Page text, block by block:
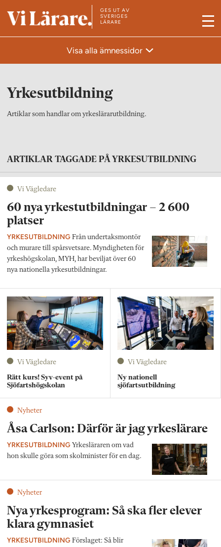
T
a
r
GES UT AV
SVERIGES
LÄRARE
M
Visa alla ämnessidor
Yrkesutbildning
Artiklar som handlar om yrkeslärarutbildning.
ARTIKLAR TAGGADE PÅ YRKESUTBILDNING
Vi Vägledare
60 nya yrkestutbildningar – 2 600
platser
YRKESUTBILDNING Från undertaksmontör
och murare till spårsvetsare. Myndigheten för
yrkeshögskolan, MYH, har beviljat över 60
nya nationella yrkesutbildningar.
Vi Vägledare
Rätt kurs! Syv-event på
Sjöfartshögskolan
Vi Vägledare
Ny nationell
sjöfartsutbildning
Nyheter
Åsa Carlson: Därför är jag yrkeslärare
YRKESUTBILDNING Yrkesläraren om vad
hon skulle göra som skolminister för en dag.
Nyheter
Nya yrkesprogram: Så ska fler elever
klara gymnasiet
YRKESUTBILDNING Förslaget: Så blir